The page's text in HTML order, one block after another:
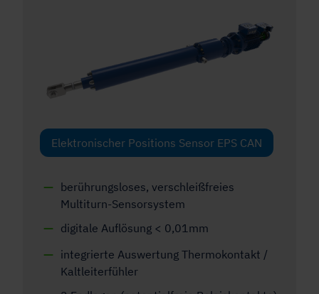
Elektronischer Positions Sensor EPS CAN
berührungsloses, verschleißfreies
Multiturn-Sensorsystem
digitale Auflösung < 0,01mm
integrierte Auswertung Thermokontakt /
Kaltleiterfühler